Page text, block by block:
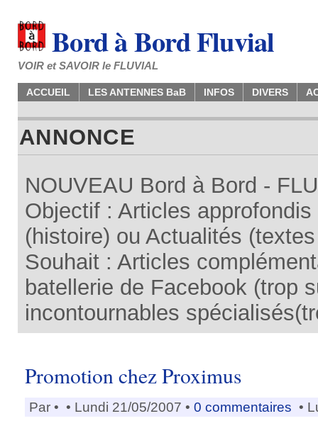
Bord à Bord Fluvial
VOIR et SAVOIR le FLUVIAL
ACCUEIL LES ANTENNES BaB INFOS DIVERS
ANNONCE
NOUVEAU Bord à Bord -
Objectif : Articles
(histoire) ou Actualités
Souhait : Articles
batellerie de Facebook (trop
incontournables
Promotion chez Proximus
Par • • Lundi 21/05/2007 • 0 commentaires •